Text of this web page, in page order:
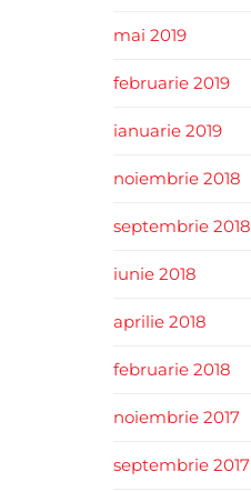
mai 2019
februarie 2019
ianuarie 2019
noiembrie 2018
septembrie 2018
iunie 2018
aprilie 2018
februarie 2018
noiembrie 2017
septembrie 2017